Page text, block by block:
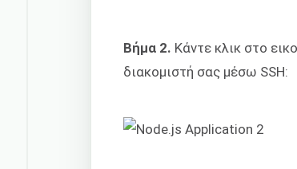
Βήμα 2. Κάντε κλικ στο
διακομιστή σας μέσω SSH: